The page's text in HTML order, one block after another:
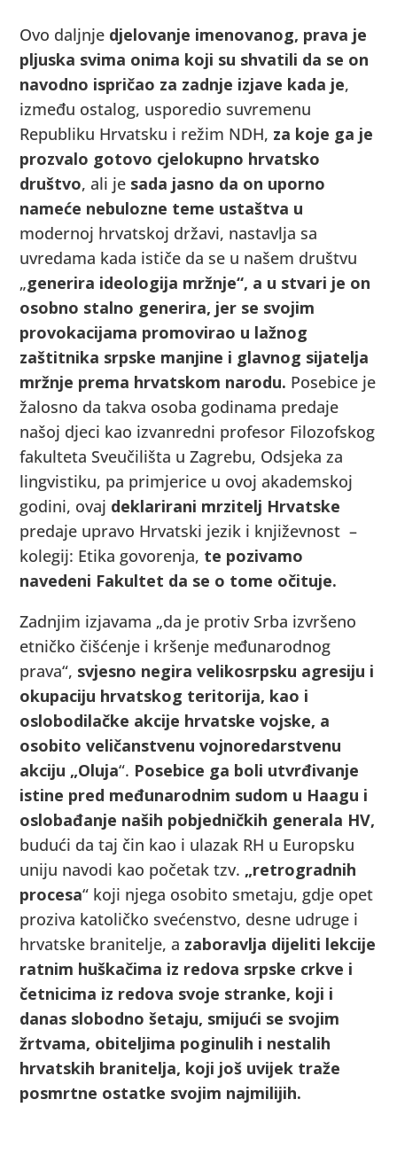
Ovo daljnje djelovanje imenovanog, prava je
pljuska svima onima koji su shvatili da se on
navodno ispričao za zadnje izjave kada je,
između ostalog, usporedio suvremenu
Republiku Hrvatsku i režim NDH, za koje ga je
prozvalo gotovo cjelokupno hrvatsko
društvo, ali je sada jasno da on uporno
nameće nebulozne teme ustaštva u
modernoj hrvatskoj državi, nastavlja sa
uvredama kada ističe da se u našem društvu
„generira ideologija mržnje“, a u stvari je on
osobno stalno generira, jer se svojim
provokacijama promovirao u lažnog
zaštitnika srpske manjine i glavnog sijatelja
mržnje prema hrvatskom narodu. Posebice je
žalosno da takva osoba godinama predaje
našoj djeci kao izvanredni profesor Filozofskog
fakulteta Sveučilišta u Zagrebu, Odsjeka za
lingvistiku, pa primjerice u ovoj akademskoj
godini, ovaj deklarirani mrzitelj Hrvatske
predaje upravo Hrvatski jezik i književnost –
kolegij: Etika govorenja, te pozivamo
navedeni Fakultet da se o tome očituje.
Zadnjim izjavama „da je protiv Srba izvršeno
etničko čišćenje i kršenje međunarodnog
prava“, svjesno negira velikosrpsku agresiju i
okupaciju hrvatskog teritorija, kao i
oslobodilačke akcije hrvatske vojske, a
osobito veličanstvenu vojnoredarstvenu
akciju „Oluja“. Posebice ga boli utvrđivanje
istine pred međunarodnim sudom u Haagu i
oslobađanje naših pobjedničkih generala HV,
budući da taj čin kao i ulazak RH u Europsku
uniju navodi kao početak tzv. „retrogradnih
procesa“ koji njega osobito smetaju, gdje opet
proziva katoličko svećenstvo, desne udruge i
hrvatske branitelje, a zaboravlja dijeliti lekcije
ratnim huškačima iz redova srpske crkve i
četnicima iz redova svoje stranke, koji i
danas slobodno šetaju, smijući se svojim
žrtvama, obiteljima poginulih i nestalih
hrvatskih branitelja, koji još uvijek traže
posmrtne ostatke svojim najmilijih.